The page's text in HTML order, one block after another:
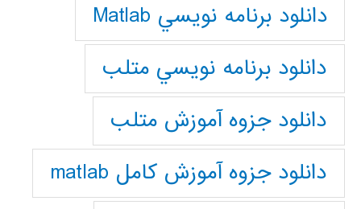
دانلود برنامه نويسي Matlab
دانلود برنامه نويسي متلب
دانلود جزوه آموزش متلب
دانلود جزوه آموزش کامل matlab